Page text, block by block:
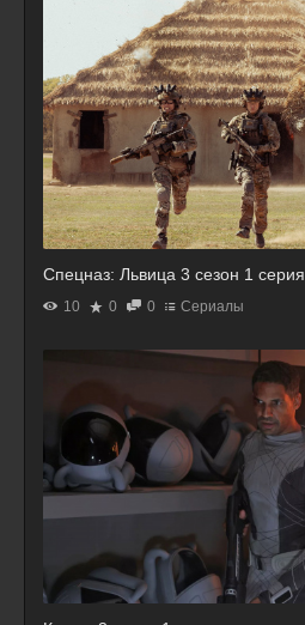
Спецназ: Львица 3 сезон 1 серия
10 0 0 Сериалы